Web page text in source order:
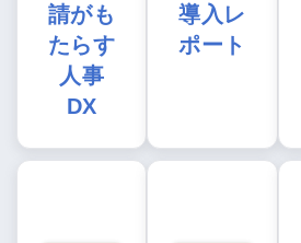
請がも
たらす
人事
DX
導入レ
ポート